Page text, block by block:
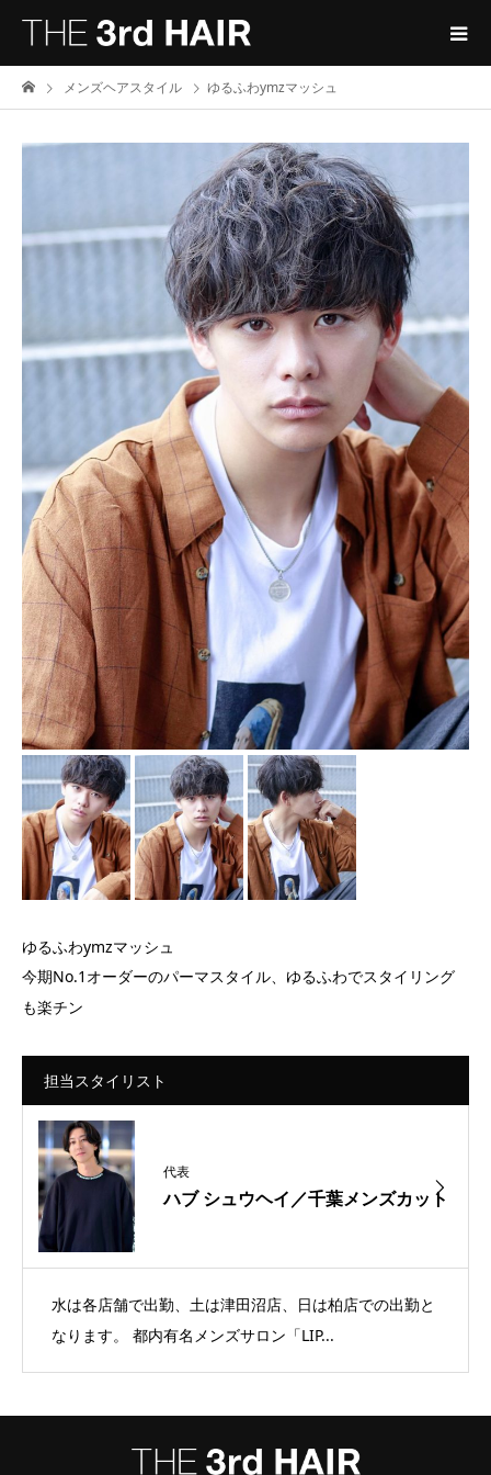
メンズヘアスタイル ゆるふわymzマッシュ
ゆるふわymzマッシュ
今期No.1オーダーのパーマスタイル、ゆるふわでスタイリング
も楽チン
担当スタイリスト
代表
ハブ シュウヘイ／千葉メンズカット
水は各店舗で出勤、土は津田沼店、日は柏店での出勤と
なります。 都内有名メンズサロン「LIP...